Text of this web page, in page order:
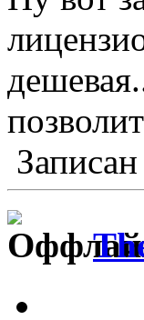
Записан